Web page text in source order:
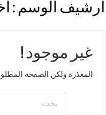
أرشيف الوسم :
غير موجود !
المعذرة ولكن الصفحة